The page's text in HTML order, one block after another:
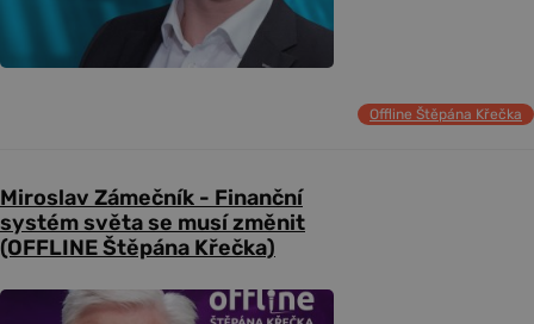
Offline Štěpána Křečka
Miroslav Zámečník - Finanční
systém světa se musí změnit
(OFFLINE Štěpána Křečka)